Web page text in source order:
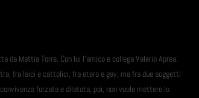
da Mattia Torre. Con lui l'amico e collega Valerio Aprea.
fra laici e cattolici, fra etero e gay, ma fra due soggetti
forzata e dilatata, poi, non vuole mettere lo